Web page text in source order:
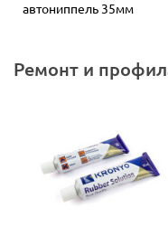
автониппель 35мм
Ремонт и